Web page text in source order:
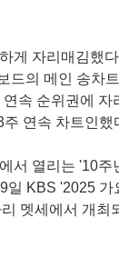
게 자리매김했
드의 메인 송차
속 순위권에 자
연속 차트인했
서 열리는 '10주
일 KBS '2025
멧세에서 개최